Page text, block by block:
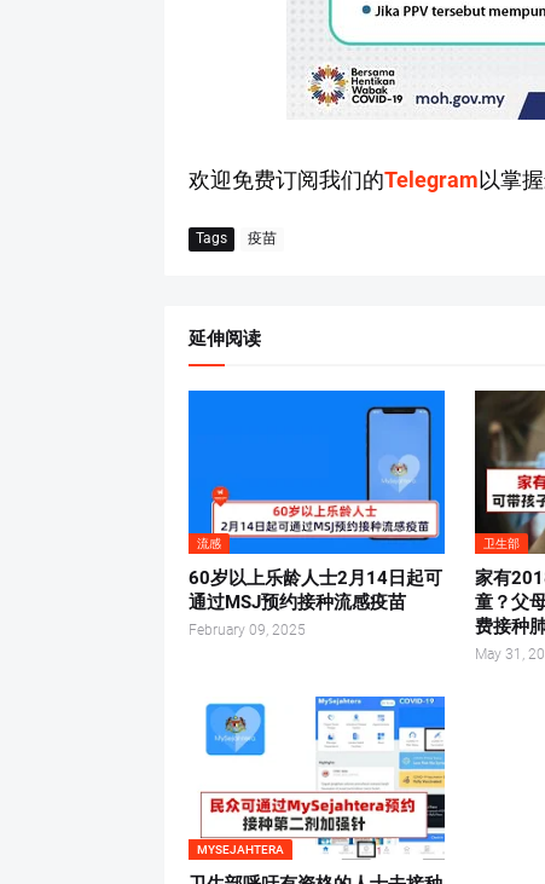
欢迎免费订阅我们的Telegram以掌握
Tags 疫苗
延伸阅读
流感
60岁以上乐龄人士2月14日起可
通过MSJ预约接种流感疫苗
February 09, 2025
卫生部
家有
童？父
费接种
May 31,
MYSEJAHTERA